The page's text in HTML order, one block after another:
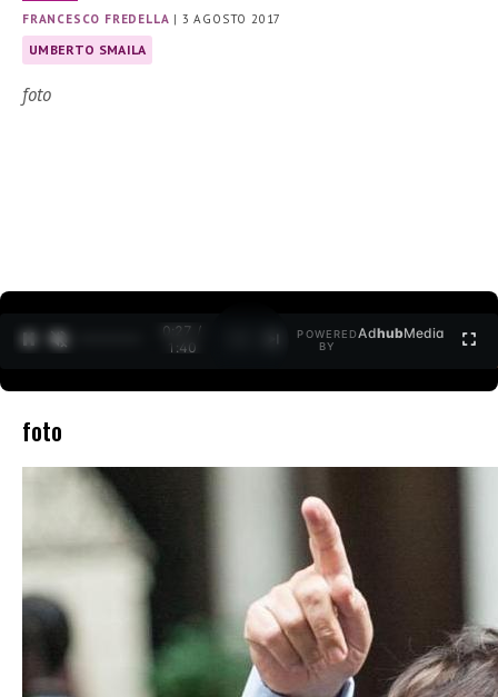
FRANCESCO FREDELLA | 3 AGOSTO 2017
UMBERTO SMAILA
foto
0:27 /
1:40
POWERED
BY
AdhubMedia
foto